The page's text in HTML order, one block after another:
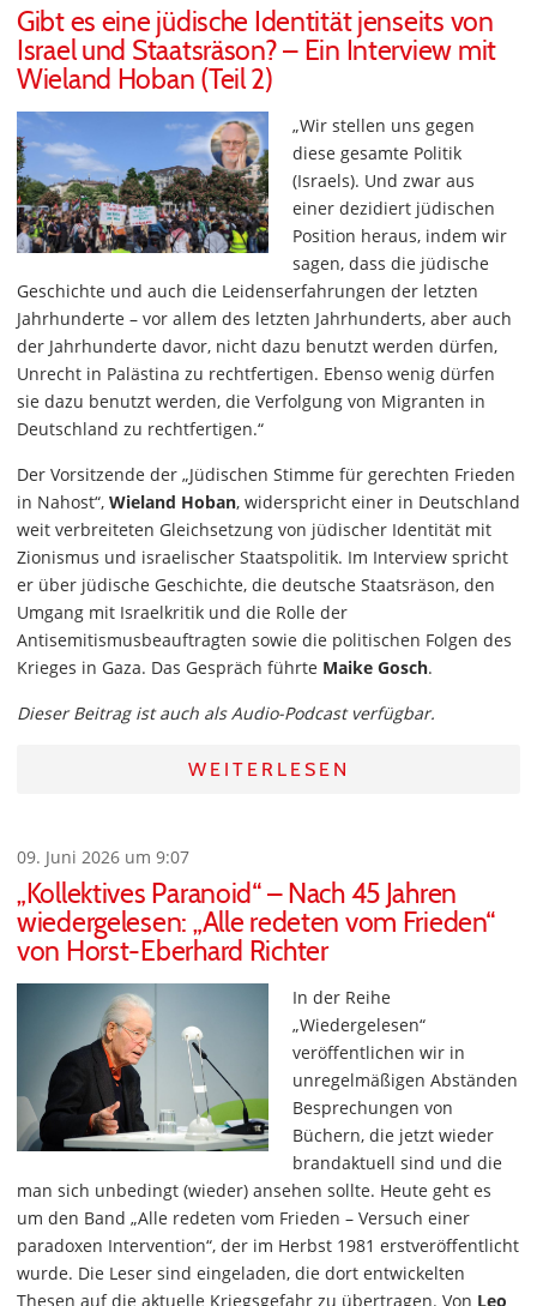
Gibt es eine jüdische Identität jenseits von
Israel und Staatsräson? – Ein Interview mit
Wieland Hoban (Teil 2)
„Wir stellen uns gegen
diese gesamte Politik
(Israels). Und zwar aus
einer dezidiert jüdischen
Position heraus, indem wir
sagen, dass die jüdische
Geschichte und auch die Leidenserfahrungen der letzten
Jahrhunderte – vor allem des letzten Jahrhunderts, aber auch
der Jahrhunderte davor, nicht dazu benutzt werden dürfen,
Unrecht in Palästina zu rechtfertigen. Ebenso wenig dürfen
sie dazu benutzt werden, die Verfolgung von Migranten in
Deutschland zu rechtfertigen.“
Der Vorsitzende der „Jüdischen Stimme für gerechten Frieden
in Nahost“, Wieland Hoban, widerspricht einer in Deutschland
weit verbreiteten Gleichsetzung von jüdischer Identität mit
Zionismus und israelischer Staatspolitik. Im Interview spricht
er über jüdische Geschichte, die deutsche Staatsräson, den
Umgang mit Israelkritik und die Rolle der
Antisemitismusbeauftragten sowie die politischen Folgen des
Krieges in Gaza. Das Gespräch führte Maike Gosch.
Dieser Beitrag ist auch als Audio-Podcast verfügbar.
WEITERLESEN
09. Juni 2026 um 9:07
„Kollektives Paranoid“ – Nach 45 Jahren
wiedergelesen: „Alle redeten vom Frieden“
von Horst-Eberhard Richter
In der Reihe
„Wiedergelesen“
veröffentlichen wir in
unregelmäßigen Abständen
Besprechungen von
Büchern, die jetzt wieder
brandaktuell sind und die
man sich unbedingt (wieder) ansehen sollte. Heute geht es
um den Band „Alle redeten vom Frieden – Versuch einer
paradoxen Intervention“, der im Herbst 1981 erstveröffentlicht
wurde. Die Leser sind eingeladen, die dort entwickelten
Thesen auf die aktuelle Kriegsgefahr zu übertragen. Von Leo